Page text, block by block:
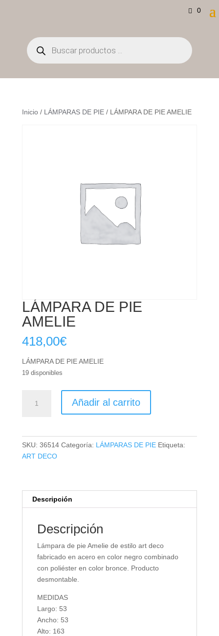
0
Búsqueda
de
productos
Inicio/ LÁMPARAS DE PIE/ LÁMPARA DE PIE AMELIE
LÁMPARA DE PIE
AMELIE
418,00€
LÁMPARA DE PIE AMELIE
19 disponibles
Añadir al carrito
SKU: 36514 Categoría: LÁMPARAS DE PIE Etiqueta:
ART DECO
Descripción
Descripción
Lámpara de pie Amelie de estilo art deco
fabricado en acero en color negro combinado
con poliéster en color bronce. Producto
desmontable.
MEDIDAS
Largo: 53
Ancho: 53
Alto: 163